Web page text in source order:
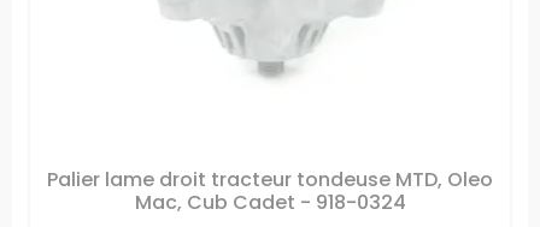
Palier lame droit tracteur tondeuse MTD, Oleo
Mac, Cub Cadet - 918-0324